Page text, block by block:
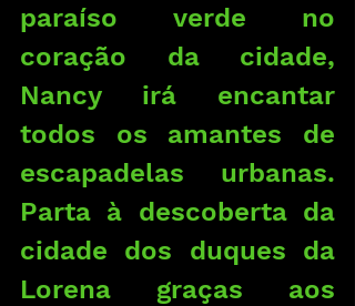
paraíso verde no
coração da cidade,
Nancy irá encantar
todos os amantes de
escapadelas urbanas.
Parta à descoberta da
cidade dos duques da
Lorena graças aos